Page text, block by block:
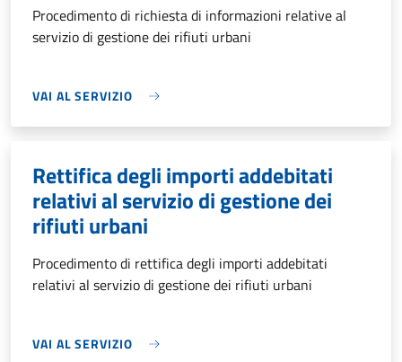
Procedimento di richiesta di informazioni relative al
servizio di gestione dei rifiuti urbani
VAI AL SERVIZIO
Rettifica degli importi addebitati
relativi al servizio di gestione dei
rifiuti urbani
Procedimento di rettifica degli importi addebitati
relativi al servizio di gestione dei rifiuti urbani
VAI AL SERVIZIO